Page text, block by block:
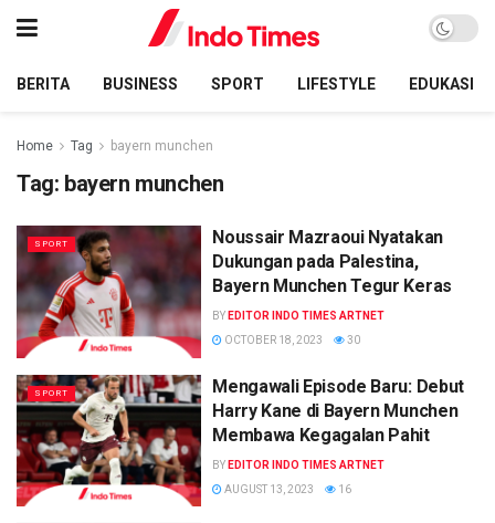
BERITA BUSINESS SPORT LIFESTYLE EDUKASI
Home Tag bayern munchen
Tag: bayern munchen
SPORT
Noussair Mazraoui Nyatakan
Dukungan pada Palestina,
Bayern Munchen Tegur Keras
BY EDITOR INDO TIMES ARTNET
OCTOBER 18, 2023
30
SPORT
Mengawali Episode Baru: Debut
Harry Kane di Bayern Munchen
Membawa Kegagalan Pahit
BY EDITOR INDO TIMES ARTNET
AUGUST 13, 2023
16